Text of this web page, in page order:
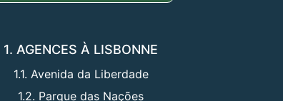
1. AGENCES À LISBONNE
1.1. Avenida da Liberdade
1.2. Parque das Nações